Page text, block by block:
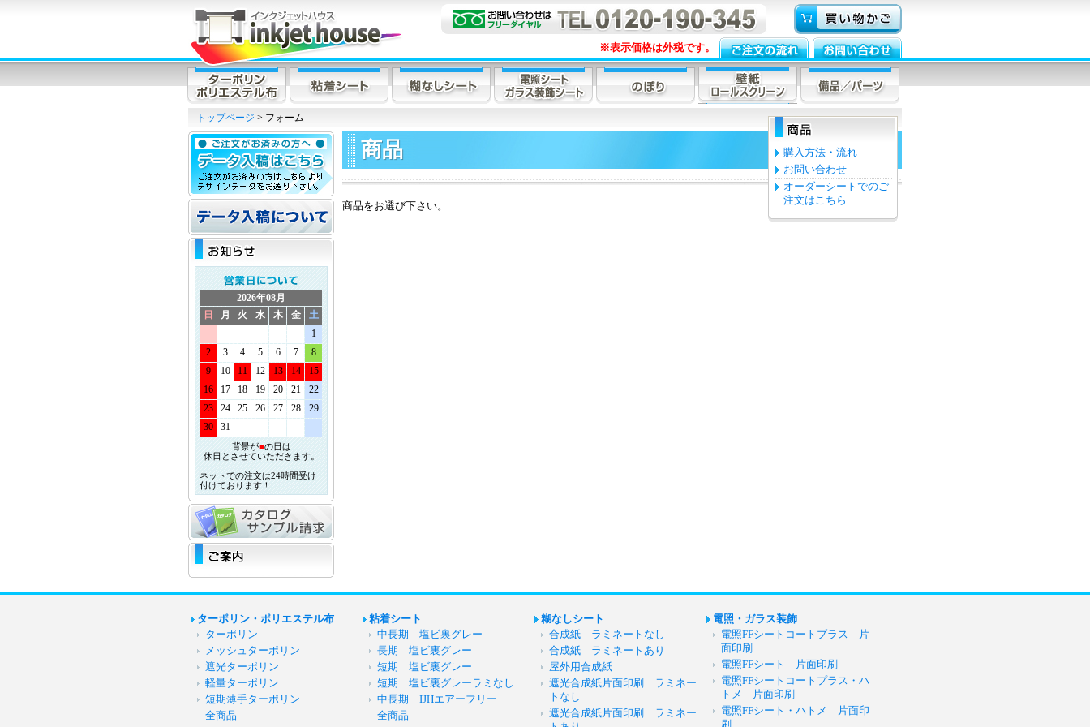
※表示価格は外税です。
トップページ > フォーム
2026年08月
日
月 火 水 木 金
土
1
2
3 4 5 6 7
8
9
10 11 12 13 14
15
16
17 18 19 20 21
22
23
24 25 26 27 28
29
30
31
背景が■の日は
休日とさせていただきます。
ネットでの注文は24時間受け
付けております！
商品
購入方法・流れ
お問い合わせ
オーダーシートでのご
注文はこちら
商品をお選び下さい。
ターポリン・ポリエステル布
ターポリン
メッシュターポリン
遮光ターポリン
軽量ターポリン
短期薄手ターポリン
全商品
粘着シート
中長期 塩ビ裏グレー
長期 塩ビ裏グレー
短期 塩ビ裏グレー
短期 塩ビ裏グレーラミなし
中長期 IJHエアーフリー
全商品
糊なしシート
合成紙 ラミネートなし
合成紙 ラミネートあり
屋外用合成紙
遮光合成紙片面印刷 ラミネー
トなし
遮光合成紙片面印刷 ラミネー
電照・ガラス装飾
電照FFシートコートプラス 片
面印刷
電照FFシート 片面印刷
電照FFシートコートプラス・ハ
トメ 片面印刷
電照FFシート・ハトメ 片面印
刷